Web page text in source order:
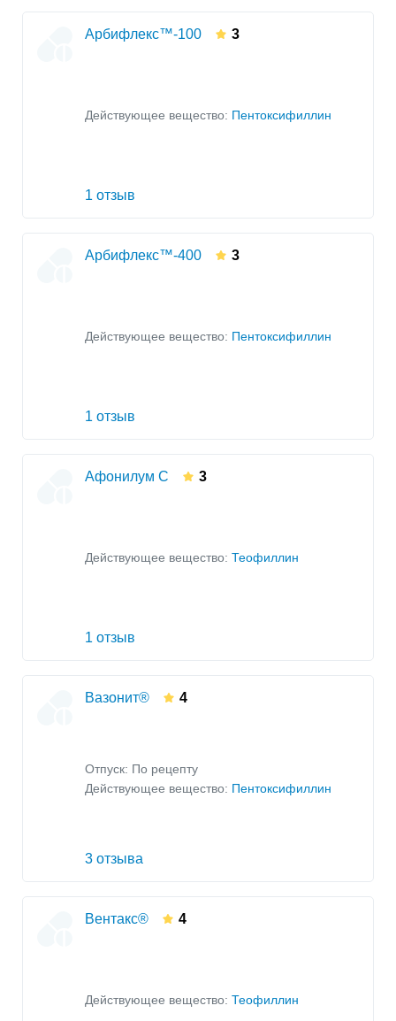
Арбифлекс™-100 3
Действующее вещество: Пентоксифиллин
1 отзыв
Арбифлекс™-400 3
Действующее вещество: Пентоксифиллин
1 отзыв
Афонилум С 3
Действующее вещество: Теофиллин
1 отзыв
Вазонит® 4
Отпуск: По рецепту
Действующее вещество: Пентоксифиллин
3 отзыва
Вентакс® 4
Действующее вещество: Теофиллин